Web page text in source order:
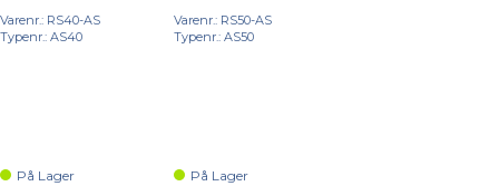
Varenr.: RS40-AS
Typenr.: AS40
På Lager
Varenr.: RS50-AS
Typenr.: AS50
På Lager